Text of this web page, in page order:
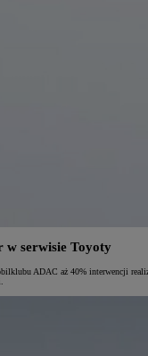
w serwisie Toyoty
ADAC aż 40% interwencji